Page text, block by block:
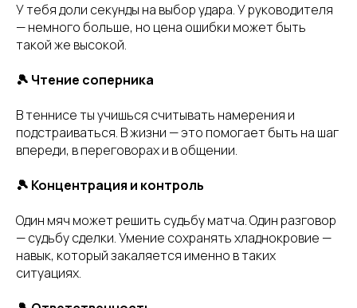
У тебя доли секунды на выбор удара. У руководителя
— немного больше, но цена ошибки может быть
такой же высокой.
🎾 Чтение соперника
В теннисе ты учишься считывать намерения и
подстраиваться. В жизни — это помогает быть на шаг
впереди, в переговорах и в общении.
🎾 Концентрация и контроль
Один мяч может решить судьбу матча. Один разговор
— судьбу сделки. Умение сохранять хладнокровие —
навык, который закаляется именно в таких
ситуациях.